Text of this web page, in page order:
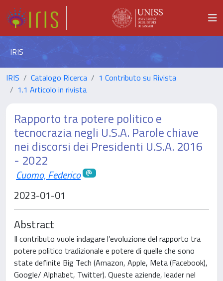
IRIS
IRIS Catalogo Ricerca
1 Contributo su Rivista
1.1 Articolo in rivista
Rapporto tra potere politico e
tecnocrazia negli U.S.A. Parole chiave
nei discorsi dei Presidenti U.S.A. 2016
- 2022
Cuomo, Federico
2023-01-01
Abstract
Il contributo vuole indagare l’evoluzione del rapporto tra
potere politico tradizionale e potere di quelle che sono
state definite Big Tech (Amazon, Apple, Meta (Facebook),
Google/ Alphabet, Twitter). Queste aziende, leader nel